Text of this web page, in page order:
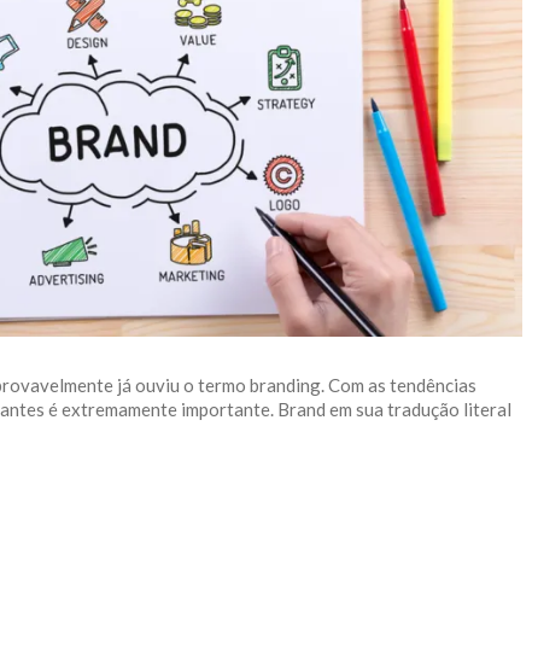
já ouviu o termo branding. Com as tendências
é extremamente importante. Brand em sua tradução literal